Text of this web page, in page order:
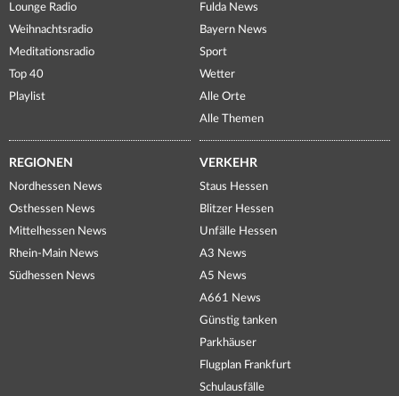
Lounge Radio
Weihnachtsradio
Meditationsradio
Top 40
Playlist
Fulda News
Bayern News
Sport
Wetter
Alle Orte
Alle Themen
REGIONEN
Nordhessen News
Osthessen News
Mittelhessen News
Rhein-Main News
Südhessen News
VERKEHR
Staus Hessen
Blitzer Hessen
Unfälle Hessen
A3 News
A5 News
A661 News
Günstig tanken
Parkhäuser
Flugplan Frankfurt
Schulausfälle